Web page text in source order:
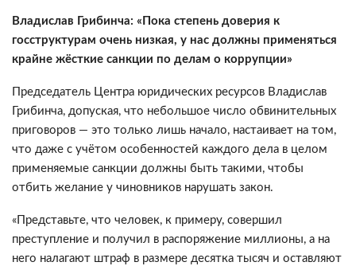
Владислав Грибинча: «Пока степень доверия к
госструктурам очень низкая, у нас должны применяться
крайне жёсткие санкции по делам о коррупции»
Председатель Центра юридических ресурсов Владислав
Грибинча, допуская, что небольшое число обвинительных
приговоров — это только лишь начало, настаивает на том,
что даже с учётом особенностей каждого дела в целом
применяемые санкции должны быть такими, чтобы
отбить желание у чиновников нарушать закон.
«Представьте, что человек, к примеру, совершил
преступление и получил в распоряжение миллионы, а на
него налагают штраф в размере десятка тысяч и оставляют